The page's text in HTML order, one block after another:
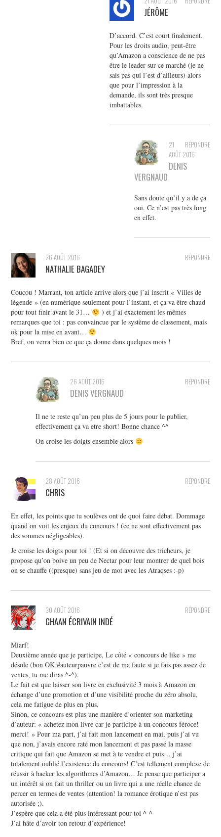
JÉRÔME
D’accord. C’est court finalement.
Pour les droits audio, peut-être
qu’Amazon a conscience de ne pas
être le leader sur ce marché (je ne
sais pas qui l’est d’ailleurs) alors
que pour l’impression à la
demande, ils sont très presque
imbattables.
RÉPONDRE
21
AOÛT 2016
DENIS
VERGNAUD
Sans doute qu’il y a de ça
oui. Ce n’est pas très long
en effet.
RÉPONDRE
26 AOÛT 2016
NATHALIE BAGADEY
Coucou ! Marrant, ton article arrive alors que j’ai inscrit « Villes de
légende » (en numérique seulement pour l’instant, et ça va être chaud
pour tout finir avant le 31…
) et j’ai exactement les mêmes
remarques que toi : pas convaincue par le système de classement, mais
ok pour la mise en avant…
Bref, on verra bien ce que ça donne dans quelques mois !
RÉPONDRE
26 AOÛT 2016
DENIS VERGNAUD
Il ne te reste qu’un peu plus de 5 jours pour le publier,
effectivement ça va etre short! Bonne chance ^^
On croise les doigts ensemble alors
RÉPONDRE
28 AOÛT 2016
CHRIS
En effet, les points que tu soulèves ont de quoi faire débat. Dommage
quand on voit les enjeux du concours ! (ce ne sont effectivement pas
des sommes négligeables).
Je croise les doigts pour toi ! (Et si on découvre des tricheurs, je
propose qu’on boive un peu de Nectar pour leur montrer de quel bois
on se chauffe ((presque) sans jeu de mot avec les Atraqses :-p)
RÉPONDRE
30 AOÛT 2016
GHAAN ÉCRIVAIN INDÉ
Miarf!
Deuxième année que je participe, Le côté « concours de like » me
désole (bon OK #auteurpauvre c’est de ma faute si je fais pas assez de
ventes, tu me diras ^-^).
Le fait est que laisser son livre en exclusivité 3 mois à Amazon en
échange d’une promotion et d’une visibilité proche du zéro absolu,
cela me fatigue de plus en plus.
Sinon, ce concours est plus une manière d’orienter son marketing
d’auteur: « achetez mon livre car je participe à un concours féroce!
merci! » Pour ma part, j’ai fait mon lancement en mai, puis j’ai vu
que non, j’avais encore raté mon lancement et pas passé la masse
critique qui fait que Amazon se met à te vendre et puis… j’ai
totalement oublié l’existence du concours! C’est tellement complexe de
réussir à hacker les algorithmes d’Amazon… Je pense que participer a
un intérêt si on fait un thriller ou un livre qui a une réelle chance de
percer en termes de ventes (attention! la romance érotique n’est pas
autorisée ;).
J’espère que cela a été plus intéressant pour toi ^-^
J’ai hâte d’avoir ton retour d’expérience!